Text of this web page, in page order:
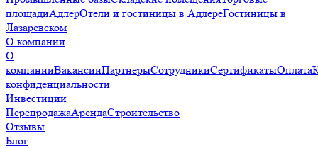
площадиАдлерОтели и гостиницы в АдлереГостиницы в
Лазаревском
О компании
О
компанииВакансииПартнерыСотрудникиСертификатыОплата
конфиденциальности
Инвестиции
ПерепродажаАрендаСтроительство
Отзывы
Блог